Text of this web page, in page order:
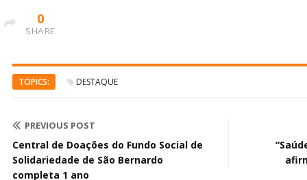
0
SHARE
TOPICS: DESTAQUE
PREVIOUS POST
Central de Doações do Fundo Social de
Solidariedade de São Bernardo
completa 1 ano